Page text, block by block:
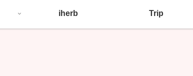
iherb Trip